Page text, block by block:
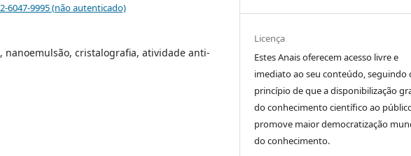
6047-9995 (não autenticado)
nanoemulsão, cristalografia, atividade anti-
Licença
Estes Anais oferecem acesso livre e
imediato ao seu conteúdo, seguindo
princípio de que a disponibilização
do conhecimento científico ao
promove maior democratização
do conhecimento.